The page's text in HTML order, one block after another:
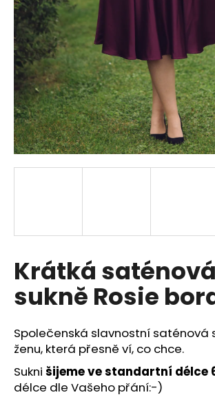
Krátká saténová
sukně Rosie
Společenská slavnostní saténová
ženu, která přesně ví, co chce.
Sukni šijeme ve standartní délce
délce dle Vašeho přání:-)
a
j
í
t
?
o
o
r
u
č
u
j
e
m
e